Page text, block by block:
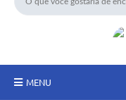
MENU